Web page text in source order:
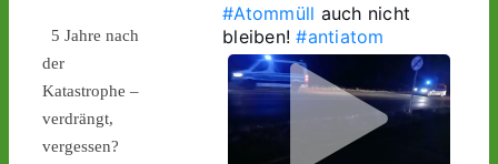
5 Jahre nach
der
Katastrophe –
verdrängt,
vergessen?
#Atommüll auch nicht
bleiben! #antiatom